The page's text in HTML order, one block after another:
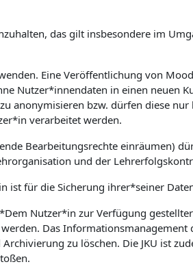
das gilt insbesondere im
Eine Veröffentlichung von
Nutzer*innendaten in einen neuen
anonymisieren bzw. dürfen diese
verarbeitet werden.
Bearbeitungsrechte einräumen)
und der
ist für die Sicherung ihrer*seiner
Nutzer*in zur Verfügung
Das Informationsmanagement
zu löschen. Die JKU ist